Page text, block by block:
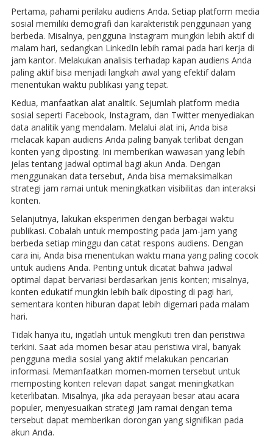
Pertama, pahami perilaku audiens Anda. Setiap platform media
sosial memiliki demografi dan karakteristik penggunaan yang
berbeda. Misalnya, pengguna Instagram mungkin lebih aktif di
malam hari, sedangkan LinkedIn lebih ramai pada hari kerja di
jam kantor. Melakukan analisis terhadap kapan audiens Anda
paling aktif bisa menjadi langkah awal yang efektif dalam
menentukan waktu publikasi yang tepat.
Kedua, manfaatkan alat analitik. Sejumlah platform media
sosial seperti Facebook, Instagram, dan Twitter menyediakan
data analitik yang mendalam. Melalui alat ini, Anda bisa
melacak kapan audiens Anda paling banyak terlibat dengan
konten yang diposting. Ini memberikan wawasan yang lebih
jelas tentang jadwal optimal bagi akun Anda. Dengan
menggunakan data tersebut, Anda bisa memaksimalkan
strategi jam ramai untuk meningkatkan visibilitas dan interaksi
konten.
Selanjutnya, lakukan eksperimen dengan berbagai waktu
publikasi. Cobalah untuk memposting pada jam-jam yang
berbeda setiap minggu dan catat respons audiens. Dengan
cara ini, Anda bisa menentukan waktu mana yang paling cocok
untuk audiens Anda. Penting untuk dicatat bahwa jadwal
optimal dapat bervariasi berdasarkan jenis konten; misalnya,
konten edukatif mungkin lebih baik diposting di pagi hari,
sementara konten hiburan dapat lebih digemari pada malam
hari.
Tidak hanya itu, ingatlah untuk mengikuti tren dan peristiwa
terkini. Saat ada momen besar atau peristiwa viral, banyak
pengguna media sosial yang aktif melakukan pencarian
informasi. Memanfaatkan momen-momen tersebut untuk
memposting konten relevan dapat sangat meningkatkan
keterlibatan. Misalnya, jika ada perayaan besar atau acara
populer, menyesuaikan strategi jam ramai dengan tema
tersebut dapat memberikan dorongan yang signifikan pada
akun Anda.